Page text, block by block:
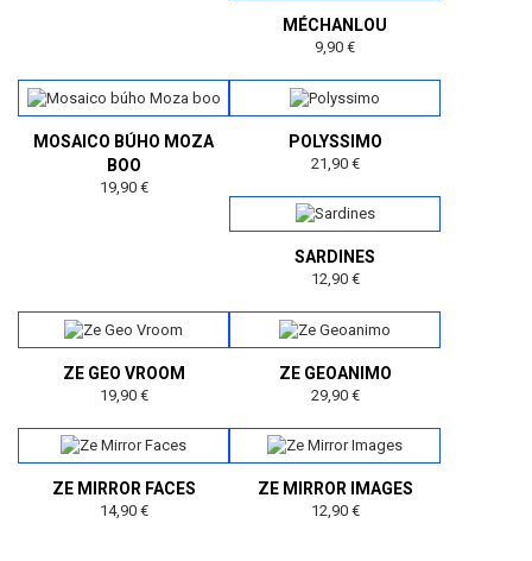
MÉCHANLOU
9,90 €
MOSAICO BÚHO MOZA
BOO
19,90 €
POLYSSIMO
21,90 €
SARDINES
12,90 €
ZE GEO VROOM
19,90 €
ZE GEOANIMO
29,90 €
ZE MIRROR FACES
14,90 €
ZE MIRROR IMAGES
12,90 €